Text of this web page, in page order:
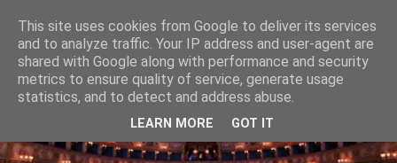
This site uses cookies from Google to deliver its services
and to analyze traffic. Your IP address and user-agent are
shared with Google along with performance and security
metrics to ensure quality of service, generate usage
statistics, and to detect and address abuse.
LEARN MORE GOT IT